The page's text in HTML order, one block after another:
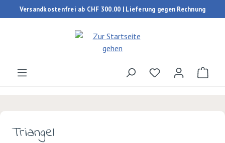
Zum Hauptinhalt springen
Versandkostenfrei ab CHF 300.00 | Lieferung gegen Rechnung
Du hast 0
Triangel